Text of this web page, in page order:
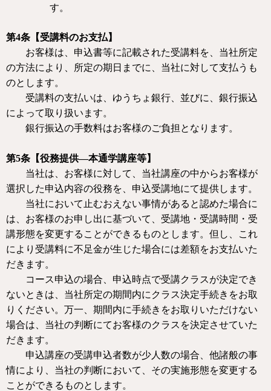
す。
第4条【受講料のお支払】
お客様は、申込書等に記載された受講料を、当社所定
の方法により、所定の期日までに、当社に対して支払うも
のとします。
受講料の支払いは、ゆうちょ銀行、並びに、銀行振込
によって取り扱います。
銀行振込の手数料はお客様のご負担となります。
第5条【役務提供—本通学講座等】
当社は、お客様に対して、当社講座の中からお客様が
選択した申込内容の役務を、申込受講地にて提供します。
当社において止むおえない事情があると認めた場合に
は、お客様のお申し出に基づいて、受講地・受講時間・受
講形態を変更することができるものとします。但し、これ
により受講料に不足金が生じた場合には差額をお支払いた
だきます。
コース申込の場合、申込時点で受講クラスが決定でき
ないときは、当社所定の期間内にクラス決定手続きをお取
りください。万一、期間内に手続きをお取りいただけない
場合は、当社の判断にてお客様のクラスを決定させていた
だきます。
申込講座の受講申込者数が少人数の場合、他諸般の事
情により、当社の判断において、その実施形態を変更する
ことができるものとします。